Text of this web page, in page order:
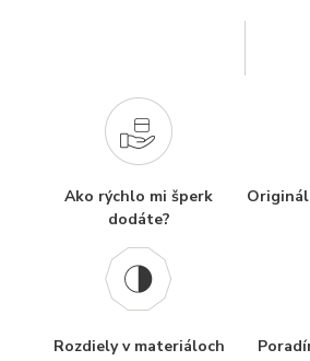
Ako rýchlo mi šperk
dodáte?
Rozdiely v materiáloch